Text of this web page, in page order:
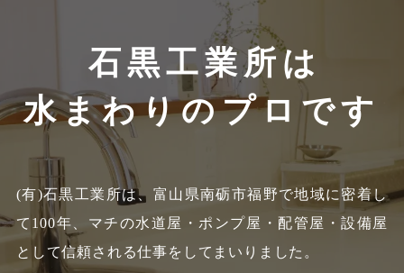
石黒工業所は
水まわりのプロです
(有)石黒工業所は、富山県南砺市福野で地域に密着し
て100年、 マチの水道屋・ポンプ屋・配管屋・設備屋
として信頼される仕事をしてまいりました。